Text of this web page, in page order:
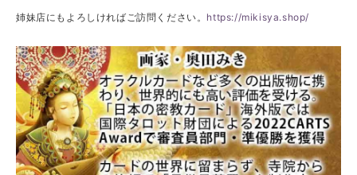
姉妹店にもよろしければご訪問ください。 https://mikisya.shop/